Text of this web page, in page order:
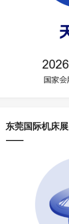
东莞国际机床展